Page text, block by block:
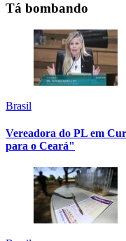
Tá bombando
Brasil
Vereadora do PL em
para o Ceará"